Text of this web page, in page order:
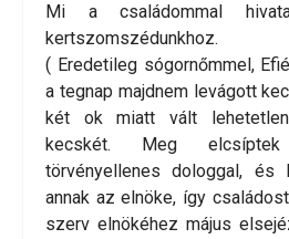
Mi a családommal
kertszomszédunkhoz.
( Eredetileg sógornőmmel,
a tegnap majdnem levágott
két ok miatt vált
kecskét. Meg
törvényellenes dologgal, és
annak az elnöke, így
szerv elnökéhez május